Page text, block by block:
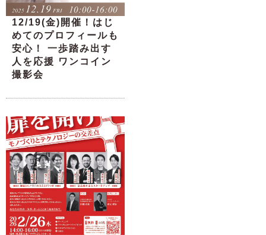
12/19(金)開催！はじ
めてのプロフィールも
安心！ 一歩踏み出す
人を応援 ワンコイン
撮影会